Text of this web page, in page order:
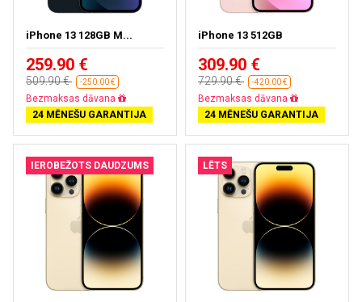
iPhone 13 128GB M...
259.90 €
509.90 € -250.00 €
Bezmaksas dāvana
24 MĒNEŠU GARANTIJA
iPhone 13 512GB
309.90 €
729.90 € -420.00 €
Bezmaksas dāvana
24 MĒNEŠU GARANTIJA
IEROBEŽOTS DAUDZUMS LĒTS